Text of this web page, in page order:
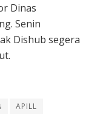
Dinas
Senin
Dishub segera
APILL